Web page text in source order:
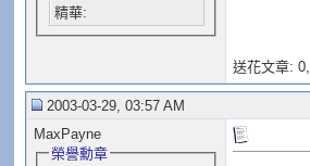
精華:
送花文章: 0,
2003-03-29, 03:57 AM
MaxPayne
榮譽勳章